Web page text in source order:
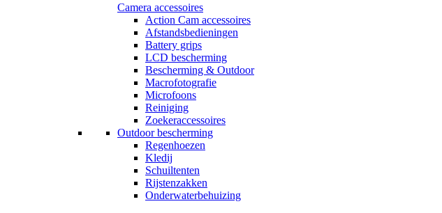
Camera accessoires
Action Cam accessoires
Afstandsbedieningen
Battery grips
LCD bescherming
Bescherming & Outdoor
Macrofotografie
Microfoons
Reiniging
Zoekeraccessoires
Outdoor bescherming
Regenhoezen
Kledij
Schuiltenten
Rijstenzakken
Onderwaterbehuizing